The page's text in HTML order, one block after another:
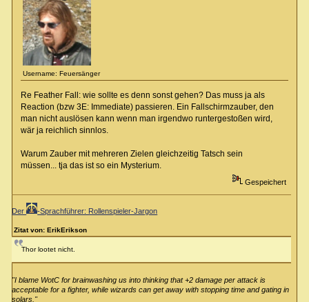
Username: Feuersänger
Re Feather Fall: wie sollte es denn sonst gehen? Das muss ja als
Reaction (bzw 3E: Immediate) passieren. Ein Fallschirmzauber, den
man nicht auslösen kann wenn man irgendwo runtergestoßen wird,
wär ja reichlich sinnlos.
Warum Zauber mit mehreren Zielen gleichzeitig Tatsch sein
müssen... tja das ist so ein Mysterium.
Gespeichert
Der -Sprachführer: Rollenspieler-Jargon
Zitat von: ErikErikson
Thor lootet nicht.
"I blame WotC for brainwashing us into thinking that +2 damage per attack is
acceptable for a fighter, while wizards can get away with stopping time and gating in
solars."